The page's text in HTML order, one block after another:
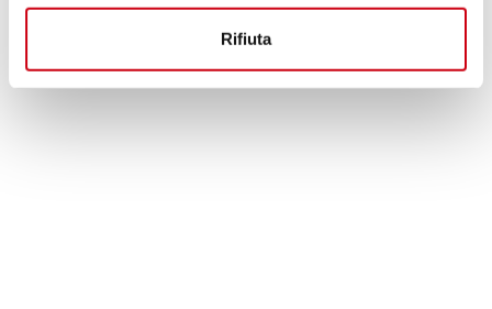
Rifiuta